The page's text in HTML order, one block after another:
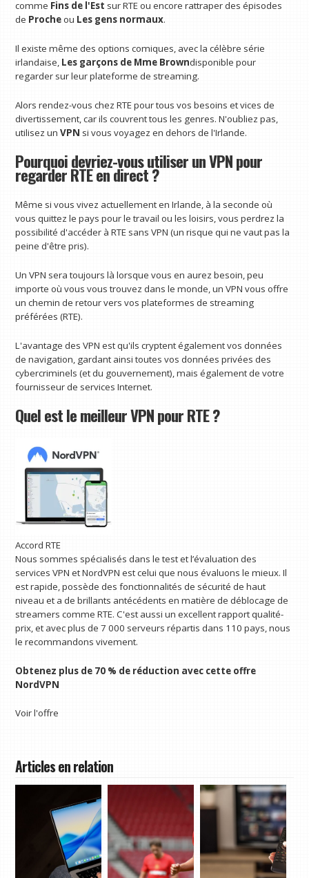
comme Fins de l'Est sur RTE ou encore rattraper des épisodes
de Procheou Les gens normaux.
Il existe même des options comiques, avec la célèbre série
irlandaise, Les garçons de Mme Browndisponible pour
regarder sur leur plateforme de streaming.
Alors rendez-vous chez RTE pour tous vos besoins et vices de
divertissement, car ils couvrent tous les genres. N'oubliez pas,
utilisez unVPN si vous voyagez en dehors de l'Irlande.
Pourquoi devriez-vous utiliser un VPN pour
regarder RTE en direct ?
Même si vous vivez actuellement en Irlande, à la seconde où
vous quittez le pays pour le travail ou les loisirs, vous perdrez la
possibilité d'accéder à RTE sans VPN (un risque qui ne vaut pas la
peine d'être pris).
Un VPN sera toujours là lorsque vous en aurez besoin, peu
importe où vous vous trouvez dans le monde, un VPN vous offre
un chemin de retour vers vos plateformes de streaming
préférées (RTE).
L'avantage des VPN est qu'ils cryptent également vos données
de navigation, gardant ainsi toutes vos données privées des
cybercriminels (et du gouvernement), mais également de votre
fournisseur de services Internet.
Quel est le meilleur VPN pour RTE ?
Accord RTE
Nous sommes spécialisés dans le test et l’évaluation des
services VPN et NordVPN est celui que nous évaluons le mieux. Il
est rapide, possède des fonctionnalités de sécurité de haut
niveau et a de brillants antécédents en matière de déblocage de
streamers comme RTE. C'est aussi un excellent rapport qualité-
prix, et avec plus de 7 000 serveurs répartis dans 110 pays, nous
le recommandons vivement.
Obtenez plus de 70 % de réduction avec cette offre
NordVPN
Voir l'offre
Articles en relation